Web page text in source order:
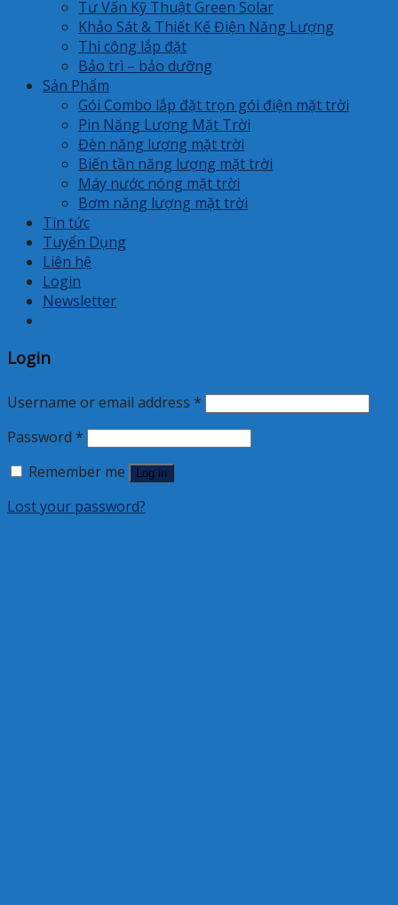
Tư Vấn Kỹ Thuật Green Solar
Khảo Sát & Thiết Kế Điện Năng Lượng
Thi công lắp đặt
Bảo trì – bảo dưỡng
Sản Phẩm
Gói Combo lắp đặt trọn gói điện mặt trời
Pin Năng Lượng Mặt Trời
Đèn năng lượng mặt trời
Biến tần năng lượng mặt trời
Máy nước nóng mặt trời
Bơm năng lượng mặt trời
Tin tức
Tuyển Dụng
Liên hệ
Login
Newsletter
Login
Username or email address *
Password *
Remember me
Log in
Lost your password?